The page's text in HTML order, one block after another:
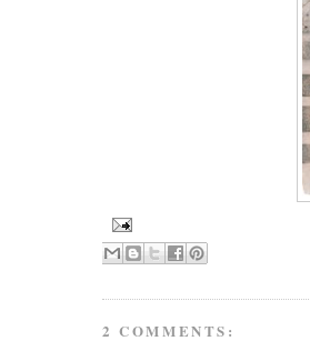
2 COMMENTS: